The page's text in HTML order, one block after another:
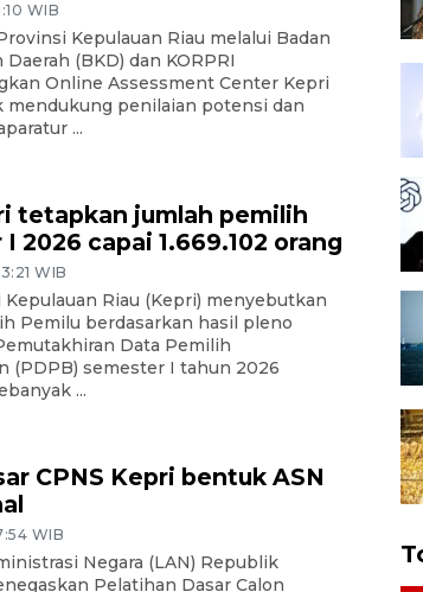
WIB
Kepulauan Riau melalui Badan
(BKD) dan KORPRI
Online Assessment Center Kepri
mendukung penilaian potensi dan
...
tetapkan jumlah pemilih
2026 capai 1.669.102 orang
WIB
Kepulauan Riau (Kepri) menyebutkan
Pemilu berdasarkan hasil pleno
Data Pemilih
(PDPB) semester I tahun 2026
...
CPNS Kepri bentuk ASN
WIB
Negara (LAN) Republik
Pelatihan Dasar Calon